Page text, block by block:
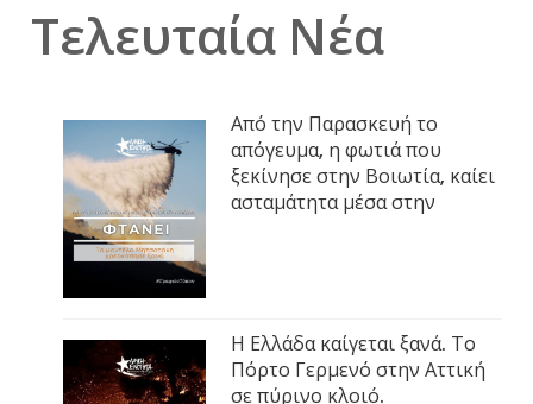
Τελευταία Νέα
Από την Παρασκευή το
απόγευμα, η φωτιά που
ξεκίνησε στην Βοιωτία, καίει
ασταμάτητα μέσα στην
Η Ελλάδα καίγεται ξανά. Το
Πόρτο Γερμενό στην Αττική
σε πύρινο κλοιό.